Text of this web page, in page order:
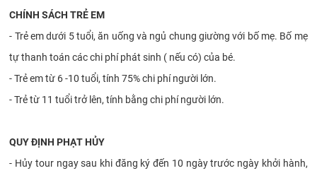
CHÍNH SÁCH TRẺ EM
- Trẻ em dưới 5 tuổi, ăn uống và ngủ chung giường với bố mẹ. Bố mẹ
tự thanh toán các chi phí phát sinh ( nếu có) của bé.
- Trẻ em từ 6 -10 tuổi, tính 75% chi phí người lớn.
- Trẻ từ 11 tuổi trở lên, tính bằng chi phí người lớn.
QUY ĐỊNH PHẠT HỦY
- Hủy tour ngay sau khi đăng ký đến 10 ngày trước ngày khởi hành,